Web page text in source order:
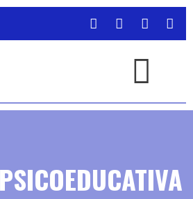
PSICOEDUCATIVA